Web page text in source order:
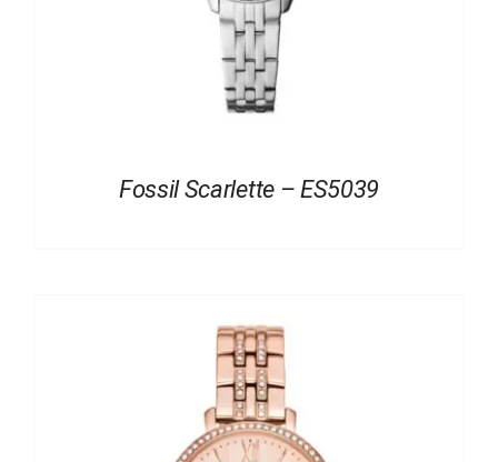
Fossil Scarlette – ES5039